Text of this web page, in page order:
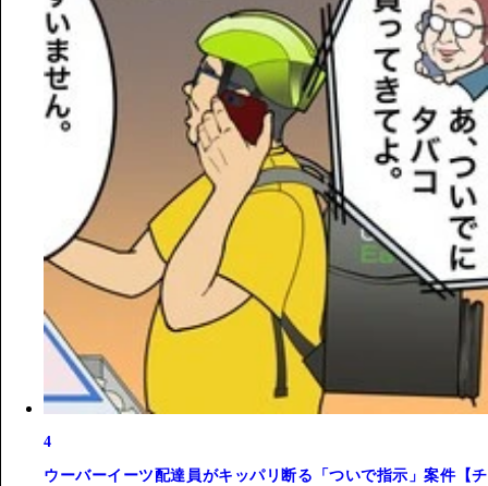
4
ウーバーイーツ配達員がキッパリ断る「ついで指示」案件【チ